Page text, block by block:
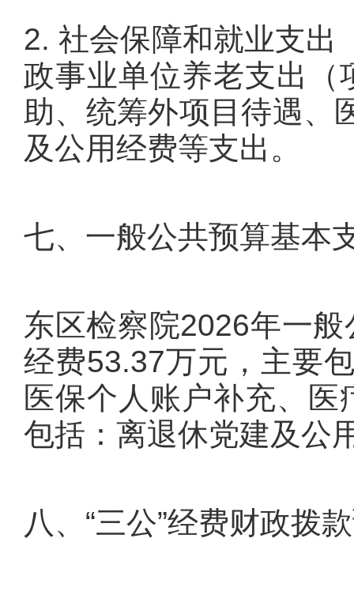
2. 社会保障和就业支出
政事业单位养老支出
助、统筹外项目待遇、
及公用经费等支出。
七、一般公共预算基本
东区检察院2026年一
经费53.37万元，主要
医保个人账户补充、
包括：离退休党建及公
八、“三公”经费财政拨